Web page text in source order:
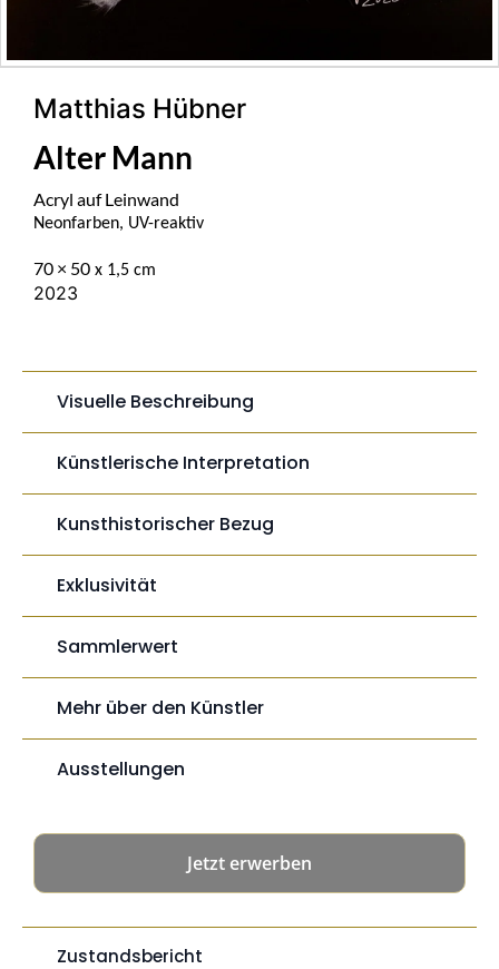
Matthias Hübner
Alter Mann
Acryl auf Leinwand
Neonfarben, UV-reaktiv
70 × 50 x 1,5 cm
2023
Visuelle Beschreibung
Künstlerische Interpretation
Kunsthistorischer Bezug
Exklusivität
Sammlerwert
Mehr über den Künstler
Mehr erfahren
Ausstellungen
2026:
Jetzt erwerben
Zustandsbericht